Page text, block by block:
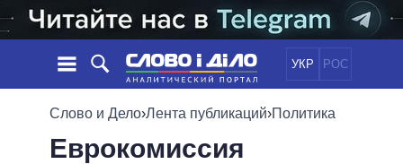
УКР РОС
НОВОСТИ
ЛЕНТА
ПОЛИТИКА
ОБЕЩАНИЯ
Слово и Дело›Лента публикаций›Политика
Еврокомиссия